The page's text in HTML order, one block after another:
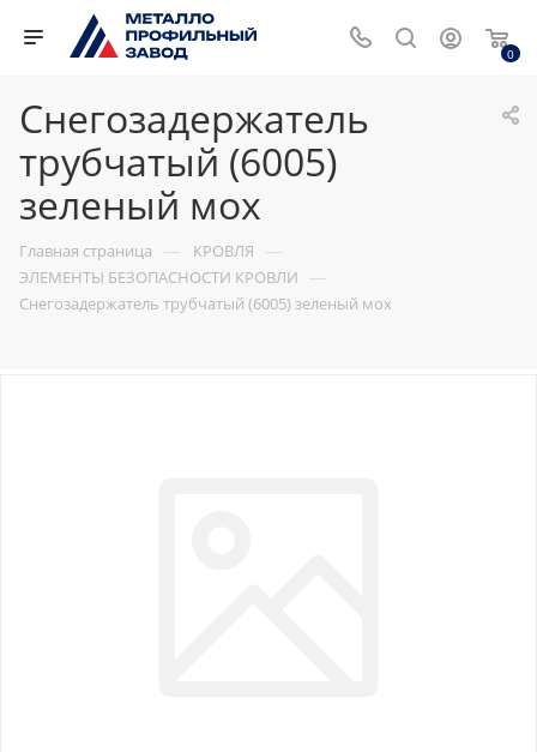
0
Снегозадержатель
трубчатый (6005)
зеленый мох
Главная страница — КРОВЛЯ —
ЭЛЕМЕНТЫ БЕЗОПАСНОСТИ КРОВЛИ —
Снегозадержатель трубчатый (6005) зеленый мох